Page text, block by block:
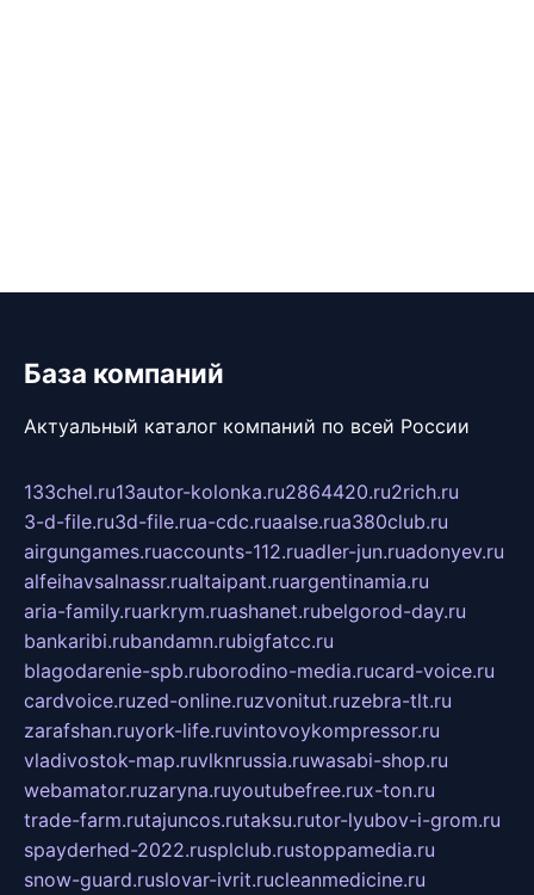
База компаний
Актуальный каталог компаний по всей России
133chel.ru13autor-kolonka.ru2864420.ru2rich.ru
3-d-file.ru3d-file.rua-cdc.ruaalse.rua380club.ru
airgungames.ruaccounts-112.ruadler-jun.ruadonyev.ru
alfeihavsalnassr.rualtaipant.ruargentinamia.ru
aria-family.ruarkrym.ruashanet.rubelgorod-day.ru
bankaribi.rubandamn.rubigfatcc.ru
blagodarenie-spb.ruborodino-media.rucard-voice.ru
cardvoice.ruzed-online.ruzvonitut.ruzebra-tlt.ru
zarafshan.ruyork-life.ruvintovoykompressor.ru
vladivostok-map.ruvlknrussia.ruwasabi-shop.ru
webamator.ruzaryna.ruyoutubefree.rux-ton.ru
trade-farm.rutajuncos.rutaksu.rutor-lyubov-i-grom.ru
spayderhed-2022.rusplclub.rustoppamedia.ru
snow-guard.ruslovar-ivrit.rucleanmedicine.ru